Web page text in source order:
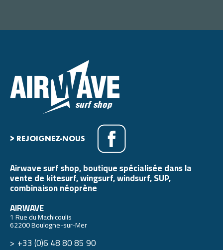
> REJOIGNEZ-NOUS
Airwave surf shop, boutique spécialisée dans la
vente de kitesurf, wingsurf, windsurf, SUP,
combinaison néoprène
AIRWAVE
1 Rue du Machicoulis
62200 Boulogne-sur-Mer
+33 (0)6 48 80 85 90